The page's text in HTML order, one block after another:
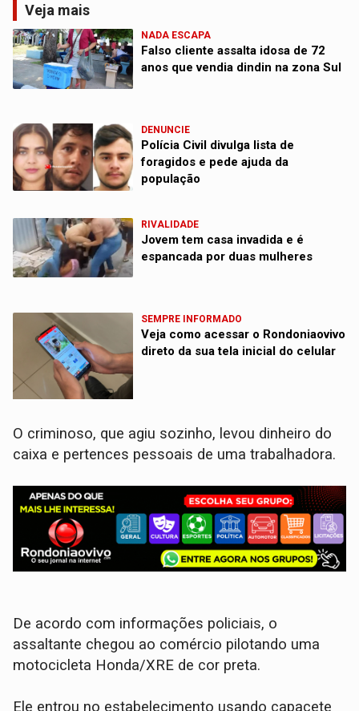
Veja mais
NADA ESCAPA
Falso cliente assalta idosa de 72
anos que vendia dindin na zona Sul
DENUNCIE
Polícia Civil divulga lista de
foragidos e pede ajuda da
população
RIVALIDADE
Jovem tem casa invadida e é
espancada por duas mulheres
SEMPRE INFORMADO
Veja como acessar o Rondoniaovivo
direto da sua tela inicial do celular
O criminoso, que agiu sozinho, levou dinheiro do
caixa e pertences pessoais de uma trabalhadora.
​De acordo com informações policiais, o
assaltante chegou ao comércio pilotando uma
motocicleta Honda/XRE de cor preta.
Ele entrou no estabelecimento usando capacete